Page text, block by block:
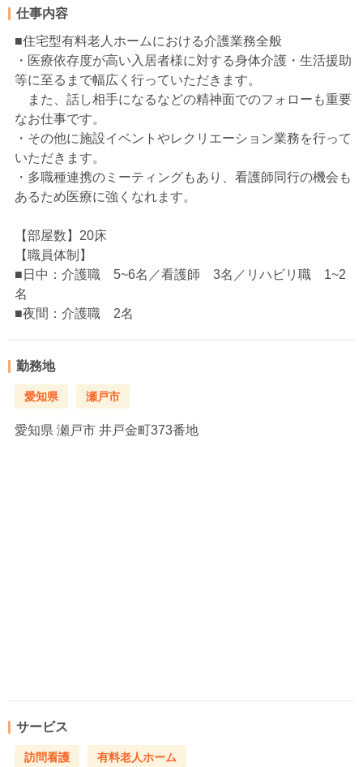
仕事内容
■住宅型有料老人ホームにおける介護業務全般
・医療依存度が高い入居者様に対する身体介護・生活援助
等に至るまで幅広く行っていただきます。
また、話し相手になるなどの精神面でのフォローも重要
なお仕事です。
・その他に施設イベントやレクリエーション業務を行って
いただきます。
・多職種連携のミーティングもあり、看護師同行の機会も
あるため医療に強くなれます。
【部屋数】20床
【職員体制】
■日中：介護職 5~6名／看護師 3名／リハビリ職 1~2
名
■夜間：介護職 2名
勤務地
愛知県 瀬戸市
愛知県 瀬戸市 井戸金町373番地
サービス
訪問看護 有料老人ホーム